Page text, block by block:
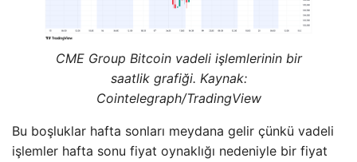
CME Group Bitcoin vadeli işlemlerinin bir
saatlik grafiği. Kaynak:
Cointelegraph/TradingView
Bu boşluklar hafta sonları meydana gelir çünkü vadeli
işlemler hafta sonu fiyat oynaklığı nedeniyle bir fiyat